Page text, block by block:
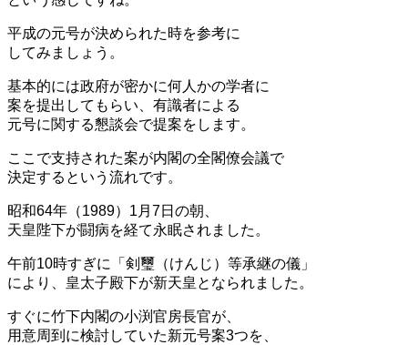
平成の元号が決められた時を参考に
してみましょう。
基本的には政府が密かに何人かの学者に
案を提出してもらい、有識者による
元号に関する懇談会で提案をします。
ここで支持された案が内閣の全閣僚会議で
決定するという流れです。
昭和64年（1989）1月7日の朝、
天皇陛下が闘病を経て永眠されました。
午前10時すぎに「剣璽（けんじ）等承継の儀」
により、皇太子殿下が新天皇となられました。
すぐに竹下内閣の小渕官房長官が、
用意周到に検討していた新元号案3つを、